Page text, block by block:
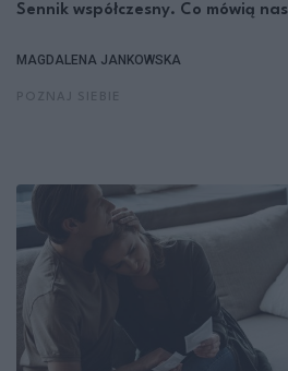
Sennik współczesny. Co mówią
MAGDALENA JANKOWSKA